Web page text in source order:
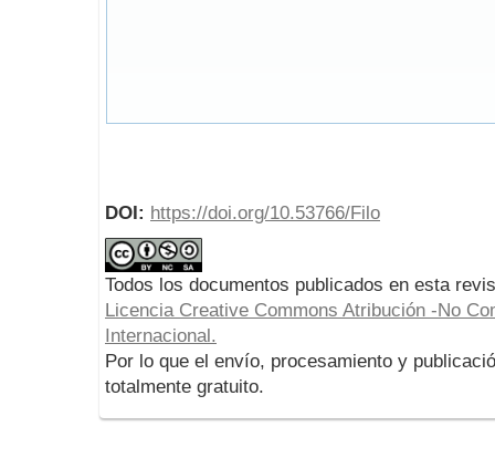
DOI: https://doi.org/10.53766/Filo
Todos los documentos publicados en esta
Licencia Creative Commons Atribución -No
Internacional.
Por lo que el envío, procesamiento y
totalmente gratuito.